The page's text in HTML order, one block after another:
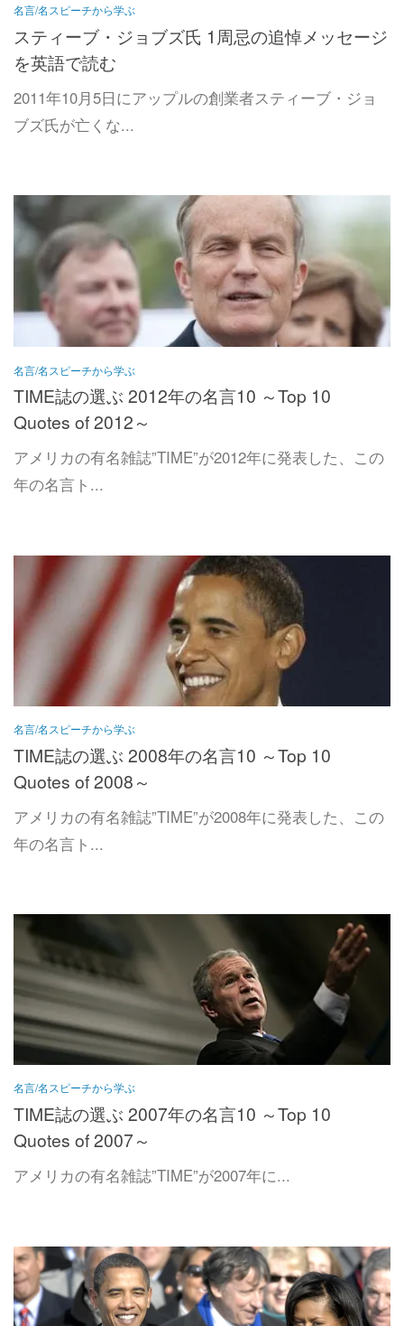
名言/名スピーチから学ぶ
スティーブ・ジョブズ氏 1周忌の追悼メッセージ
を英語で読む
2011年10月5日にアップルの創業者スティーブ・ジョ
ブズ氏が亡くな...
名言/名スピーチから学ぶ
TIME誌の選ぶ 2012年の名言10 ～Top 10
Quotes of 2012～
アメリカの有名雑誌”TIME”が2012年に発表した、この
年の名言ト...
名言/名スピーチから学ぶ
TIME誌の選ぶ 2008年の名言10 ～Top 10
Quotes of 2008～
アメリカの有名雑誌”TIME”が2008年に発表した、この
年の名言ト...
名言/名スピーチから学ぶ
TIME誌の選ぶ 2007年の名言10 ～Top 10
Quotes of 2007～
アメリカの有名雑誌”TIME”が2007年に...